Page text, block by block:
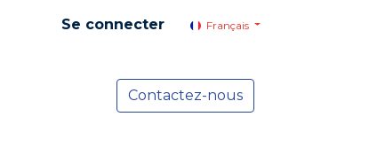
Se connecter Français
Actualités
Contactez-nous